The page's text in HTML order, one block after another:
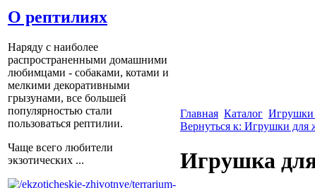
О рептилиях
Наряду с наиболее
распространенными домашними
любимцами - собаками, котами и
мелкими декоративными
грызунами, все большей
популярностью стали
пользоваться рептилии.
Чаще всего любители
экзотических ...
Главная Каталог Игрушки
Вернуться к: Игрушки для
Игрушка